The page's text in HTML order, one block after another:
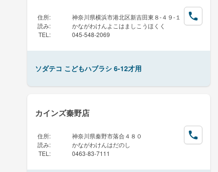
住所:
神奈川県横浜市港北区新吉田東８-４９-１
読み:
かながわけんよこはましこうほくく
TEL : 045-548-2069
ソダテコ こどもハブラシ 6-12才用
カインズ秦野店
住所:
神奈川県秦野市落合４８０
読み:
かながわけんはだのし
TEL : 0463-83-7111